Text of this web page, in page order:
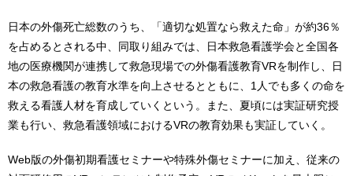
日本の外傷死亡総数のうち、「適切な処置なら救えた命」が約36％
を占めるとされる中、同取り組みでは、日本救急看護学会と全国各
地の医療機関が連携して救急現場での外傷看護教育VRを制作し、日
本の救急看護の教育水準を向上させるとともに、1人でも多くの命を
救える看護人材を育成していくという。また、夏頃には実証研究授
業も行い、救急看護領域におけるVRの教育効果も実証していく。
Web版の外傷初期看護セミナーや特殊外傷セミナーに加え、従来の